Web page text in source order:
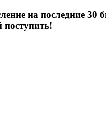
на последние 30
поступить!